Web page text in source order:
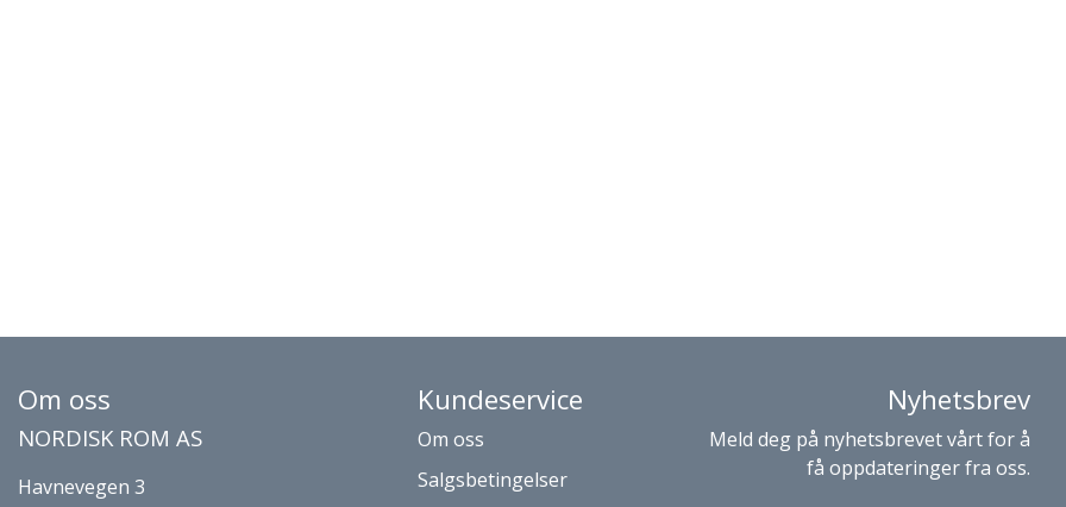
Om oss
NORDISK ROM AS
Havnevegen 3
Kundeservice
Om oss
Salgsbetingelser
Nyhetsbrev
Meld deg på nyhetsbrevet vårt for å
få oppdateringer fra oss.